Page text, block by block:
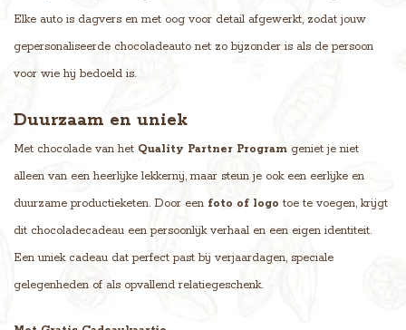
Elke auto is dagvers en met oog voor detail afgewerkt, zodat jouw
gepersonaliseerde chocoladeauto net zo bijzonder is als de persoon
voor wie hij bedoeld is.
Duurzaam en uniek
Met chocolade van het Quality Partner Program geniet je niet
alleen van een heerlijke lekkernij, maar steun je ook een eerlijke en
duurzame productieketen. Door een foto of logo toe te voegen, krijgt
dit chocoladecadeau een persoonlijk verhaal en een eigen identiteit.
Een uniek cadeau dat perfect past bij verjaardagen, speciale
gelegenheden of als opvallend relatiegeschenk.